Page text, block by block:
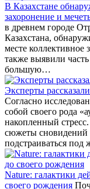
В Казахстане
захоронение и
в древнем городе
Казахстана,
месте коллективное
также выявили
большую…
Эксперты
Согласно
собой своего рода
накопленный
сюжеты сновидений
подстраиваться
Nature: галактики
своего рождения